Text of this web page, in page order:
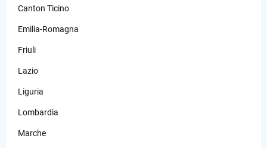
Canton Ticino
Emilia-Romagna
Friuli
Lazio
Liguria
Lombardia
Marche